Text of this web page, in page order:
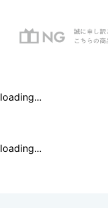
loading...
loading...